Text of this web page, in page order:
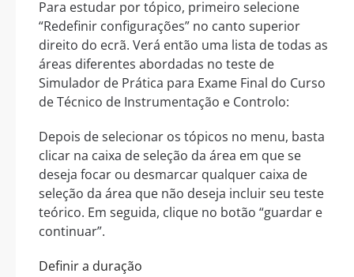
Para estudar por tópico, primeiro selecione
“Redefinir configurações” no canto superior
direito do ecrã. Verá então uma lista de todas as
áreas diferentes abordadas no teste de
Simulador de Prática para Exame Final do Curso
de Técnico de Instrumentação e Controlo:
Depois de selecionar os tópicos no menu, basta
clicar na caixa de seleção da área em que se
deseja focar ou desmarcar qualquer caixa de
seleção da área que não deseja incluir seu teste
teórico. Em seguida, clique no botão “guardar e
continuar”.
Definir a duração